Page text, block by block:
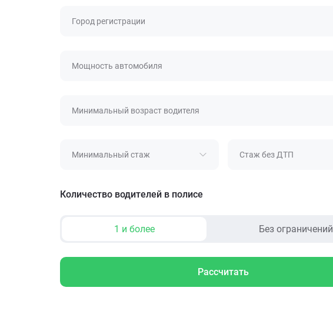
Город регистрации
Мощность автомобиля
Минимальный возраст водителя
Минимальный стаж Стаж без ДТП
Количество водителей в полисе
1 и более Без ограничений
Рассчитать